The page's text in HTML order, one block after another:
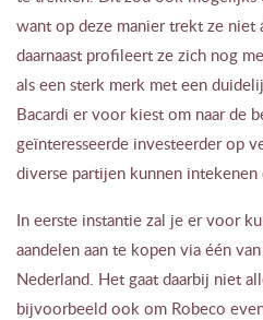
want op deze manier trekt ze niet
daarnaast profileert ze zich nog
als een sterk merk met een
Bacardi er voor kiest om naar de
geïnteresseerde investeerder op
diverse partijen kunnen intekenen
In eerste instantie zal je er voor
aandelen aan te kopen via één
Nederland. Het gaat daarbij niet
bijvoorbeeld ook om Robeco